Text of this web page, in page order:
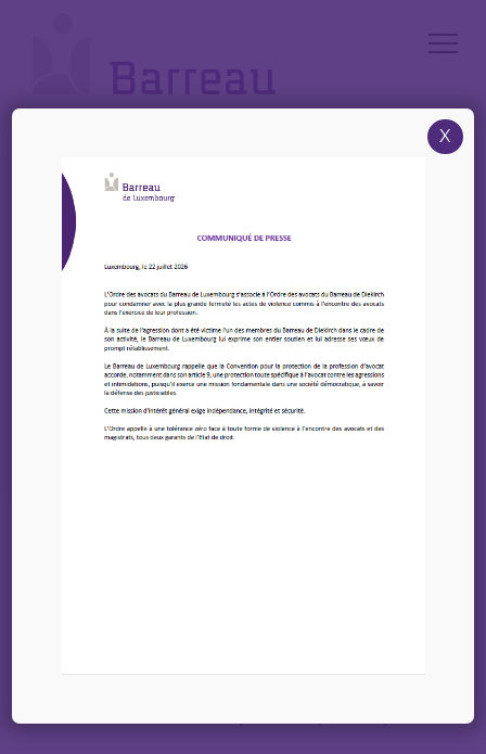
Accueil News
Mercredi 25 Octobre 2023 – Journée Européenne des Avocats – Salle
des pas perdus de 8h à 19h
Mercredi 25 Octobre
2023 – Journée
Européenne des
Avocats – Salle des pas
à l’initiative du Conseil des
X